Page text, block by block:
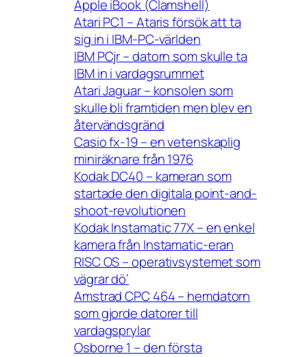
Apple iBook (Clamshell)
Atari PC1 – Ataris försök att ta
sig in i IBM-PC-världen
IBM PCjr – datorn som skulle ta
IBM in i vardagsrummet
Atari Jaguar – konsolen som
skulle bli framtiden men blev en
återvändsgränd
Casio fx-19 – en vetenskaplig
miniräknare från 1976
Kodak DC40 – kameran som
startade den digitala point-and-
shoot-revolutionen
Kodak Instamatic 77X – en enkel
kamera från Instamatic-eran
RISC OS – operativsystemet som
vägrar dö’
Amstrad CPC 464 – hemdatorn
som gjorde datorer till
vardagsprylar
Osborne 1 – den första